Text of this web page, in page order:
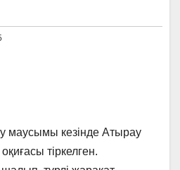
маусымы кезінде Атырау
тіркелген.